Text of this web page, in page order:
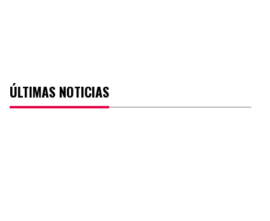
ÚLTIMAS NOTICIAS